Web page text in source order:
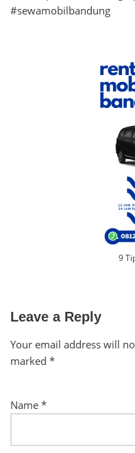
#sewamobilbandung
9
Leave a Reply
Your email address will
marked *
Name *